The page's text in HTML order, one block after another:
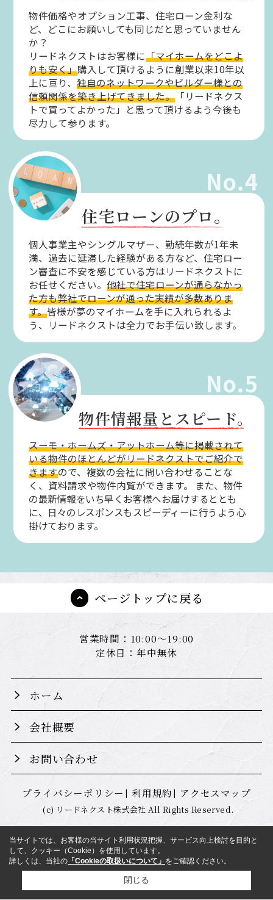
物件価格やオプション工事、住宅ローン金利な
ど、どこにお願いしても同じだと思っていません
か？
リードネクストはお客様に「マイホームをどこよ
りも安く」購入して頂けるように創業以来10年以
上に亘り、独自のネットワークやビルダー様との
信頼関係を築き上げてきました。 「リードネクス
トで買ってよかった」と思って頂けるよう今後も
尽力して参ります。
No.4
住宅ローンのプロ。
個人事業主やシングルマザー、勤続年数が1年未
満、過去に延滞した経験がある方など、住宅ロー
ン審査に不安を感じている方はリードネクストに
お任せください。他社で住宅ローンが通らなかっ
た方も弊社でローンが通った実績が多数ありま
す。皆様が夢のマイホームを手に入れられるよ
う、リードネクストは全力でお手伝い致します。
No.5
物件情報量とスピード。
スーモ・ホームズ・アットホーム等に掲載されて
いる物件のほとんどがリードネクストでご紹介で
きますので、複数の会社に問い合わせることな
く、資料請求や物件内覧ができます。
また、物件
の最新情報をいち早くお客様へお届けするととも
に、日々のレスポンスもスピーディーに行うよう心
掛けております。
ページトップに戻る
営業時間：10:00～19:00
定休日：年中無休
ホーム
会社概要
お問い合わせ
プライバシーポリシー 利用規約 アクセスマップ
(c) リードネクスト株式会社 All Rights Reserved.
当サイトでは、お客様の当サイト利用状況把握、サービス向上検討を目的と
して、クッキー（Cookie）を使用しています。
詳しくは、当社の 「Cookieの取扱いについて」 をご確認ください。
閉じる